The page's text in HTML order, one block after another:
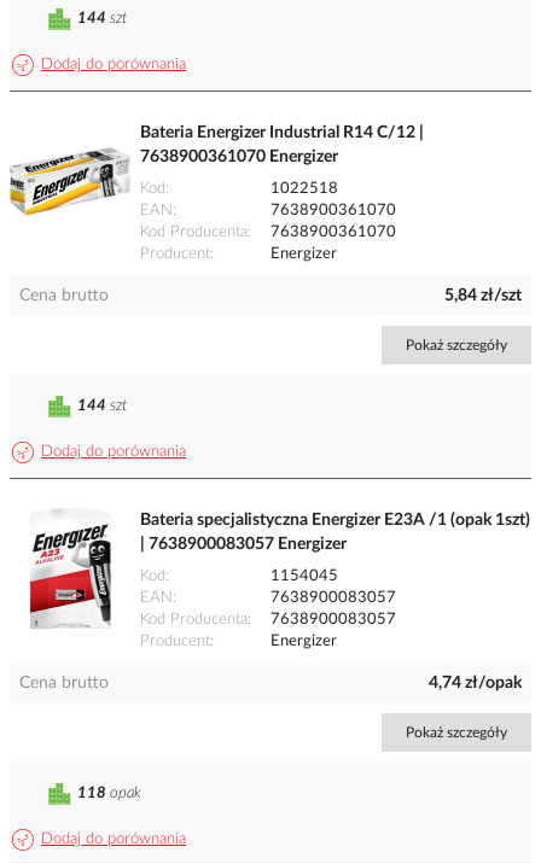
Dodaj do porównania
144 szt
Bateria Energizer Industrial R14 C/12 |
7638900361070 Energizer
Kod
1022518
EAN
7638900361070
Kod Producenta
7638900361070
Producent
Energizer
Cena brutto 5,84 zł/szt
Pokaż szczegóły
Dodaj do porównania
144 szt
Bateria specjalistyczna Energizer E23A /1 (opak 1szt)
| 7638900083057 Energizer
Kod
1154045
EAN
7638900083057
Kod Producenta
7638900083057
Producent
Energizer
Cena brutto 4,74 zł/opak
Pokaż szczegóły
Dodaj do porównania
118 opak